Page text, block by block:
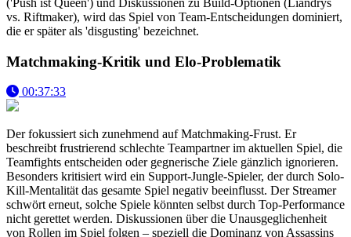
('Push ist Queen') und Diskussionen zu Build-Optionen (Liandrys
vs. Riftmaker), wird das Spiel von Team-Entscheidungen dominiert,
die er später als 'disgusting' bezeichnet.
Matchmaking-Kritik und Elo-Problematik
00:37:33
Der fokussiert sich zunehmend auf Matchmaking-Frust. Er
beschreibt frustrierend schlechte Teampartner im aktuellen Spiel, die
Teamfights entscheiden oder gegnerische Ziele gänzlich ignorieren.
Besonders kritisiert wird ein Support-Jungle-Spieler, der durch Solo-
Kill-Mentalität das gesamte Spiel negativ beeinflusst. Der Streamer
schwört erneut, solche Spiele könnten selbst durch Top-Performance
nicht gerettet werden. Diskussionen über die Unausgeglichenheit
von Rollen im Spiel folgen – speziell die Dominanz von Assassins